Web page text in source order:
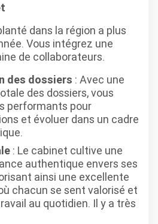
dans la région a plus
Vous intégrez une
de collaborateurs.
des dossiers : Avec une
des dossiers, vous
performants pour
et évoluer dans un cadre
: Le cabinet cultive une
authentique envers ses
ainsi une excellente
chacun se sent valorisé et
au quotidien. Il y a très